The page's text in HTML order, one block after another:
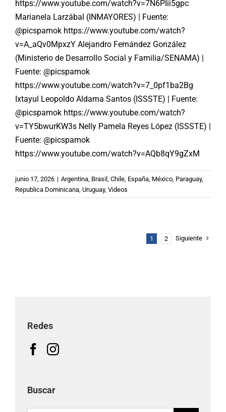
https://www.youtube.com/watch?v=7N6PIii5gpc
Marianela Larzábal (INMAYORES) | Fuente:
@picspamok https://www.youtube.com/watch?
v=A_aQv0MpxzY Alejandro Fernández González
(Ministerio de Desarrollo Social y Familia/SENAMA) |
Fuente: @picspamok
https://www.youtube.com/watch?v=7_0pf1ba2Bg
Ixtayul Leopoldo Aldama Santos (ISSSTE) | Fuente:
@picspamok https://www.youtube.com/watch?
v=TY5bwurKW3s Nelly Pamela Reyes López (ISSSTE) |
Fuente: @picspamok
https://www.youtube.com/watch?v=AQb8qY9gZxM
junio 17, 2026 | Argentina, Brasil , Chile, España, México, Paraguay,
Republica Dominicana, Uruguay, Videos
1 2 Siguiente
Redes
Buscar